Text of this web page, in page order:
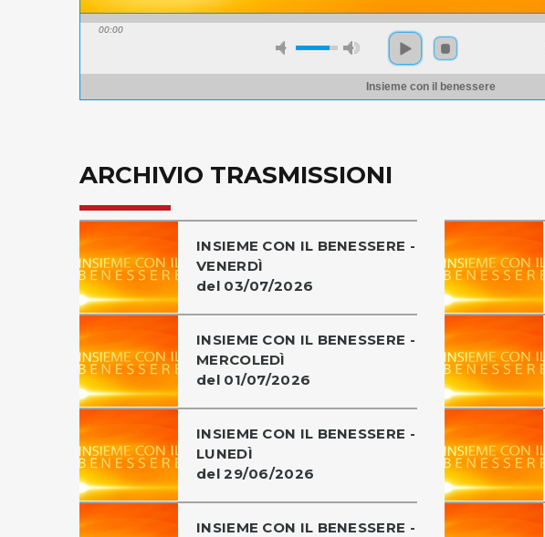
00:00
Insieme con il benessere
ARCHIVIO TRASMISSIONI
INSIEME CON IL BENESSERE -
VENERDÌ
del 03/07/2026
INSIEME CON IL BENESSERE -
MERCOLEDÌ
del 01/07/2026
INSIEME CON IL BENESSERE -
LUNEDÌ
del 29/06/2026
INSIEME CON IL BENESSERE -